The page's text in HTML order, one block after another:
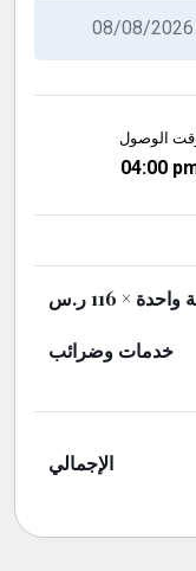
الوصول
04:00
واحدة × 116 ر.س
خدمات وضرائب
الإجمالي